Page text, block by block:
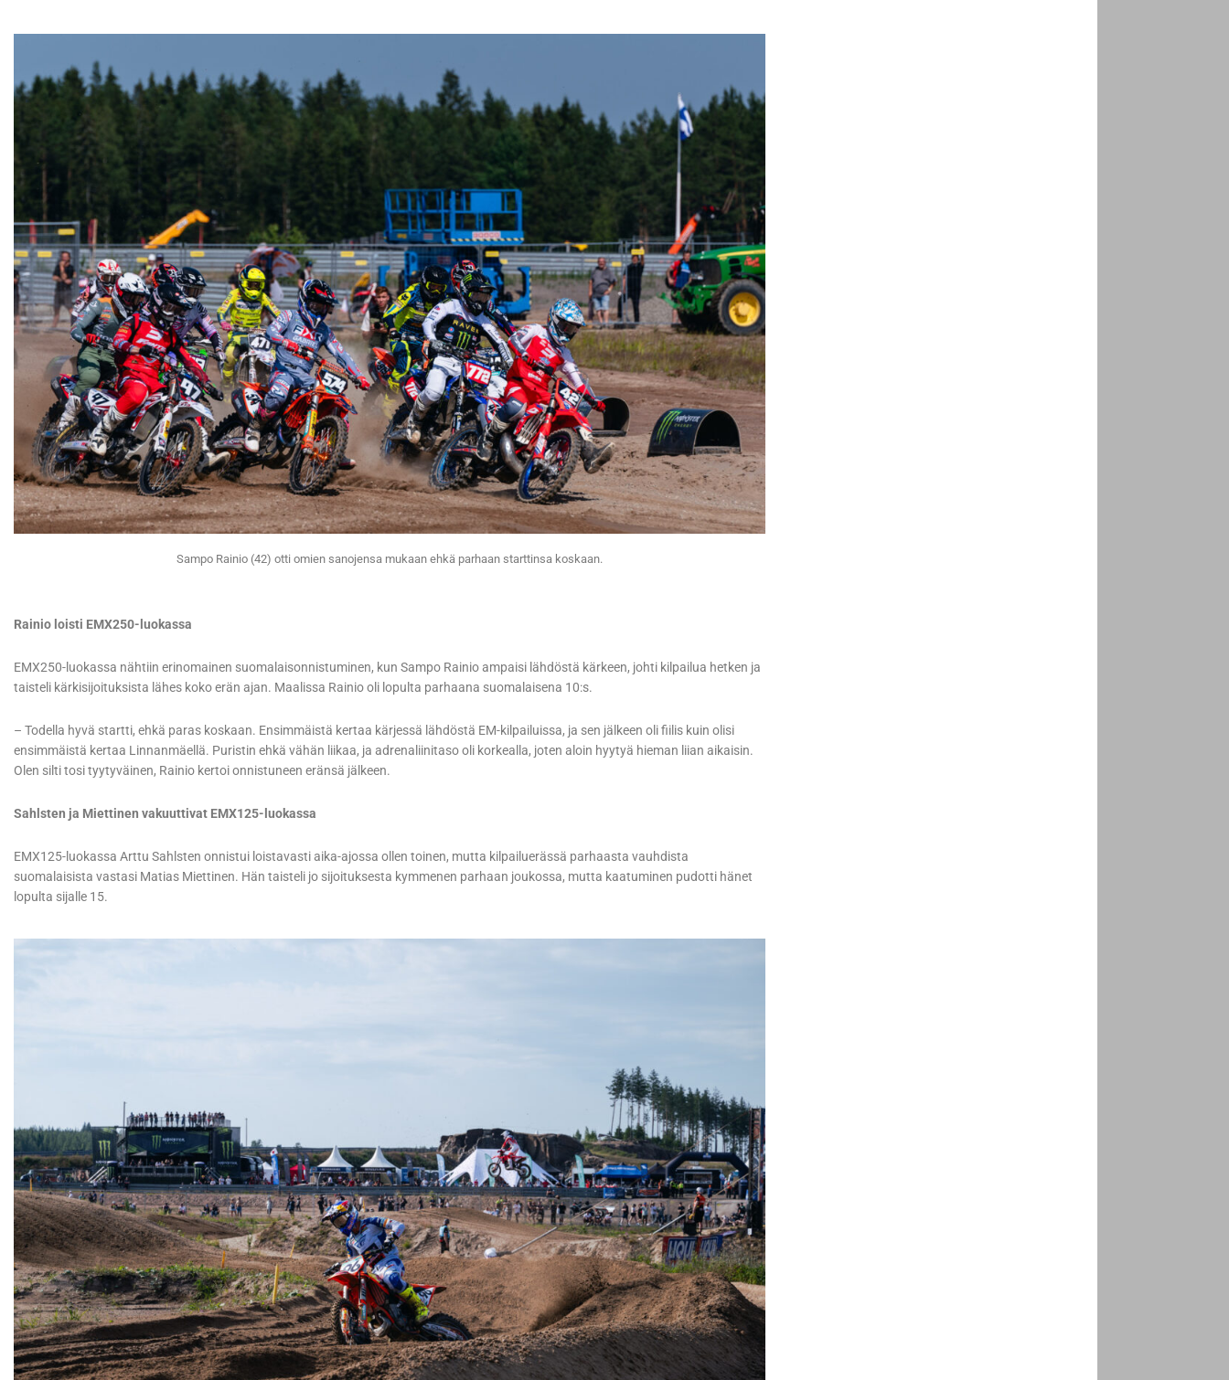
Sampo Rainio (42) otti omien sanojensa mukaan ehkä parhaan starttinsa koskaan.
Rainio loisti EMX250-luokassa
EMX250-luokassa nähtiin erinomainen suomalaisonnistuminen, kun Sampo Rainio ampaisi lähdöstä kärkeen, johti kilpailua hetken ja
taisteli kärkisijoituksista lähes koko erän ajan. Maalissa Rainio oli lopulta parhaana suomalaisena 10:s.
– Todella hyvä startti, ehkä paras koskaan. Ensimmäistä kertaa kärjessä lähdöstä EM-kilpailuissa, ja sen jälkeen oli fiilis kuin olisi
ensimmäistä kertaa Linnanmäellä. Puristin ehkä vähän liikaa, ja adrenaliinitaso oli korkealla, joten aloin hyytyä hieman liian aikaisin.
Olen silti tosi tyytyväinen, Rainio kertoi onnistuneen eränsä jälkeen.
Sahlsten ja Miettinen vakuuttivat EMX125-luokassa
EMX125-luokassa Arttu Sahlsten onnistui loistavasti aika-ajossa ollen toinen, mutta kilpailuerässä parhaasta vauhdista
suomalaisista vastasi Matias Miettinen. Hän taisteli jo sijoituksesta kymmenen parhaan joukossa, mutta kaatuminen pudotti hänet
lopulta sijalle 15.